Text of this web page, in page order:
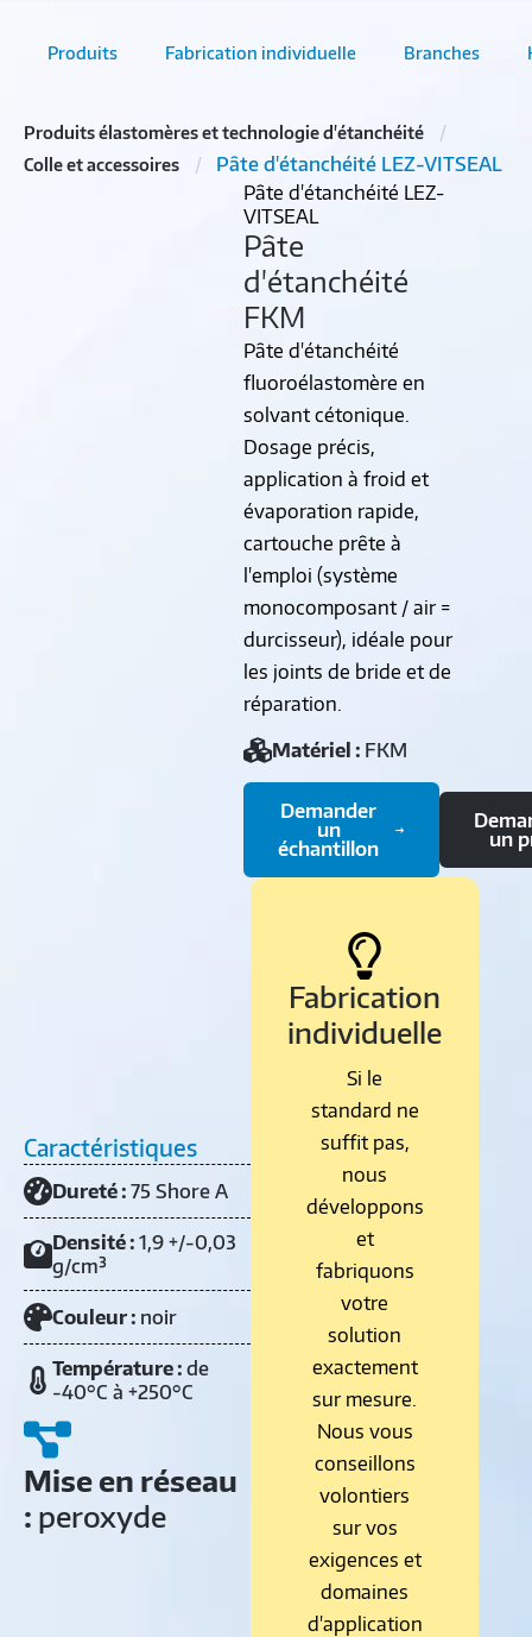
Produits Fabrication individuelle Branches
Produits élastomères et technologie d'étanchéité
Colle et accessoires
Pâte d'étanchéité LEZ-VITSEAL
Pâte d'étanchéité LEZ-
VITSEAL
Pâte
d'étanchéité
FKM
Pâte d'étanchéité
fluoroélastomère en
solvant cétonique.
Dosage précis,
application à froid et
évaporation rapide,
cartouche prête à
l'emploi (système
monocomposant / air =
durcisseur), idéale pour
les joints de bride et de
réparation.
Matériel : FKM
Demander
un
échantillon
un
Caractéristiques
Dureté : 75 Shore A
Densité : 1,9 +/-0,03
g/cm³
Couleur : noir
Température : de
-40°C à +250°C
Mise en réseau
: peroxyde
Fabrication
individuelle
Si le
standard ne
suffit pas,
nous
développons
et
fabriquons
votre
solution
exactement
sur mesure.
Nous vous
conseillons
volontiers
sur vos
exigences et
domaines
d'application